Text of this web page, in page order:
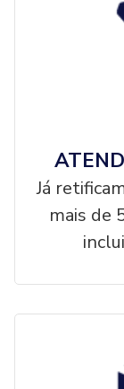
Já
mais de